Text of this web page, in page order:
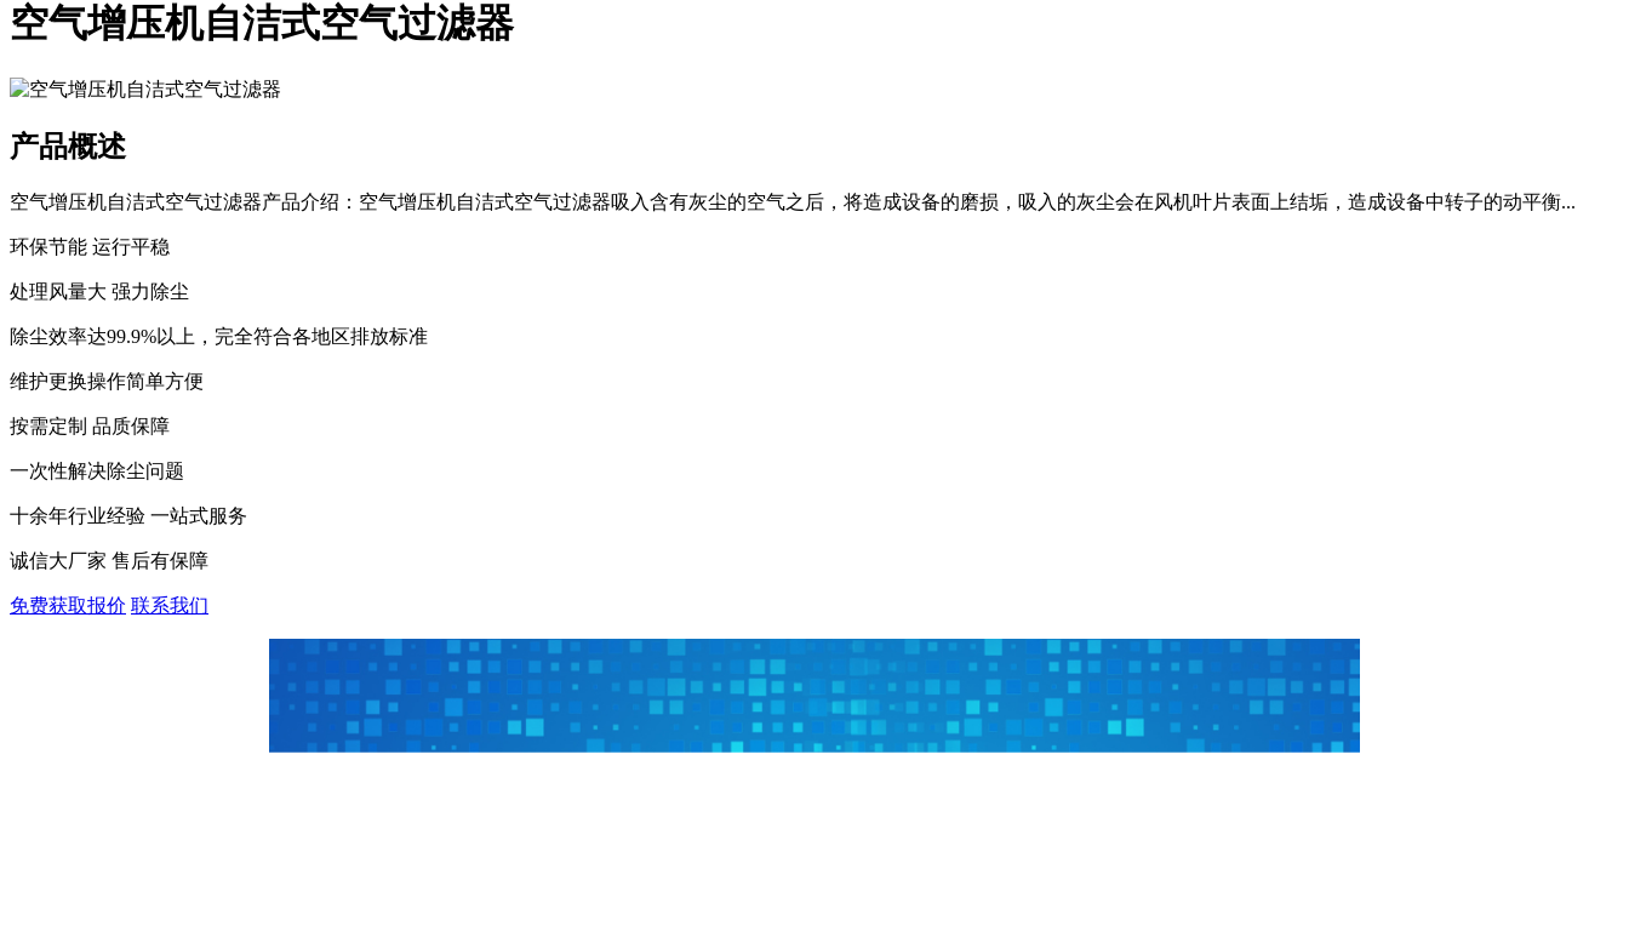
空气增压机自洁式空气过滤器
产品概述
空气增压机自洁式空气过滤器产品介绍：空气增压机自洁式空气过滤器吸入含有灰尘的空气之后，将造成设备的磨损，吸入的灰尘会在风机叶片表面上结垢，造成设备中转子的动平衡...
环保节能 运行平稳
处理风量大 强力除尘
除尘效率达99.9%以上，完全符合各地区排放标准
维护更换操作简单方便
按需定制 品质保障
一次性解决除尘问题
十余年行业经验 一站式服务
诚信大厂家 售后有保障
免费获取报价 联系我们